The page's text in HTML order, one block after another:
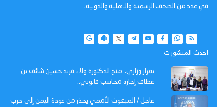
في عدد من الصحف الرسمية والاهلية والدولية.
احدث المنشورات
بقرار وزاري.. منح الدكتورة ولاء فريد حسين شائف بن
عطاف إجازة محاسب قانوني..
عاجل / المبعوث الأممي يحذر من عودة اليمن إلى حرب